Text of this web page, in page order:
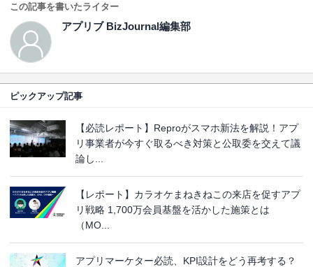
この記事を書いたライター
アプリブ BizJournal編集部
ピックアップ記事
【必読レポート】Reproがスマホ新法を解説！アプ
リ事業者が今すぐ取るべき対策と公取委を交えて議
論し...
【レポート】カラオケまねきねこの来店を促すアプ
リ戦略 1,700万会員基盤を活かした施策とは
（MO...
アプリマーケター必読、KPI設計をどう再考する？